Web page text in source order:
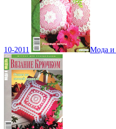
10-2011 Мода и